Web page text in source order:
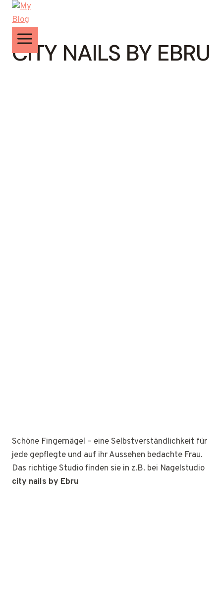
Zum
Inhalt
springen
CITY NAILS BY EBRU
Schöne Fingernägel – eine Selbstverständlichkeit für
jede gepflegte und auf ihr Aussehen bedachte Frau.
Das richtige Studio finden sie in z.B. bei Nagelstudio
city nails by Ebru